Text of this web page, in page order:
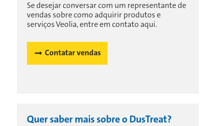
Se desejar conversar com um representante de
vendas sobre como adquirir produtos e
serviços Veolia, entre em contato aqui.
Contatar vendas
Quer saber mais sobre o DusTreat?